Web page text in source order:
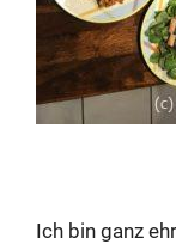
Ich bin ganz